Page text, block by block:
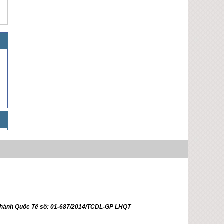
Quốc Tế số: 01-687/2014/TCDL-GP LHQT